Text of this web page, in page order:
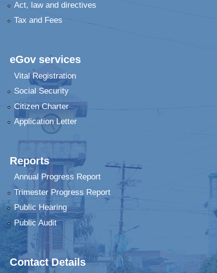
Act, law and directives
Tax and Fees
eGov services
Vital Registration
Social Security
Citizen Charter
Application Letter
Reports
Annual Progress Report
Trimester Progress Report
Public Hearing
Public Audit
Contact Details